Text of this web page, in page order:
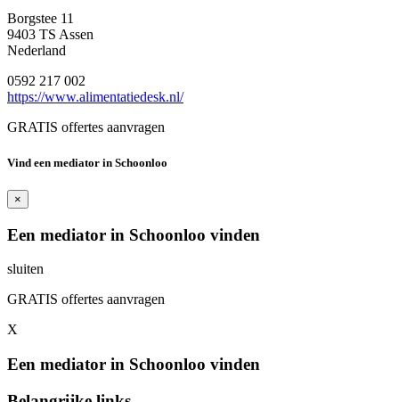
Borgstee 11
9403 TS Assen
Nederland
0592 217 002
https://www.alimentatiedesk.nl/
GRATIS offertes aanvragen
Vind een mediator in Schoonloo
×
Een mediator in Schoonloo vinden
sluiten
GRATIS offertes aanvragen
X
Een mediator in Schoonloo vinden